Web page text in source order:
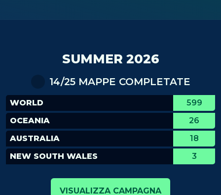
SUMMER 2026
14/25 MAPPE COMPLETATE
WORLD
599
OCEANIA
26
AUSTRALIA
18
NEW SOUTH WALES
3
VISUALIZZA CAMPAGNA